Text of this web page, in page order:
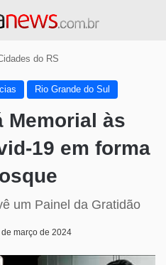
do RS
Rio Grande do Sul
Memorial às
19 em forma
um Painel da Gratidão
de março de 2024